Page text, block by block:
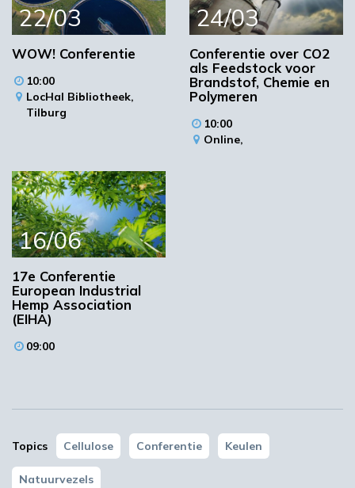
microplastic, biobased vs. fossiele
grondstoffen en duurzaamheid?
Hoe kan de duurzaamheid van
cellulosevezels nog verder worden vergroot?
Welke alternatieve grondstoffen zijn
geschikt en beschikbaar?
Ook wordt tijdens de conferentie de
Year 2021’ uitgereikt.
Meer informatie is te vinden op de
conferentie-website.
Beeld: Henri Koskinen/Shutterstock
Meer informatie
Registratie
22/03
WOW! Conferentie
10:00
LocHal Bibliotheek,
Tilburg
24/03
Conferentie over CO2
als Feedstock voor
Brandstof, Chemie en
Polymeren
10:00
Online,
16/06
17e Conferentie
European Industrial
Hemp Association
(EIHA)
09:00
Topics Cellulose Conferentie Keulen
Natuurvezels